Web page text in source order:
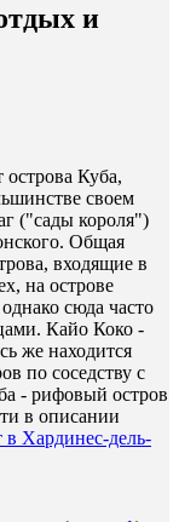
и
острова Куба,
своем
("сады короля")
Общая
входящие в
на острове
сюда часто
Кайо Коко -
же находится
по соседству с
- рифовый остров
в описании
в Хардинес-дель-